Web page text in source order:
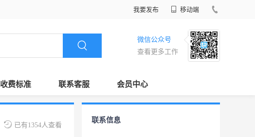
我要发布 移动端
微信公众号
查看更多工作
收费标准 联系客服 会员中心
已有1354人查看
联系信息